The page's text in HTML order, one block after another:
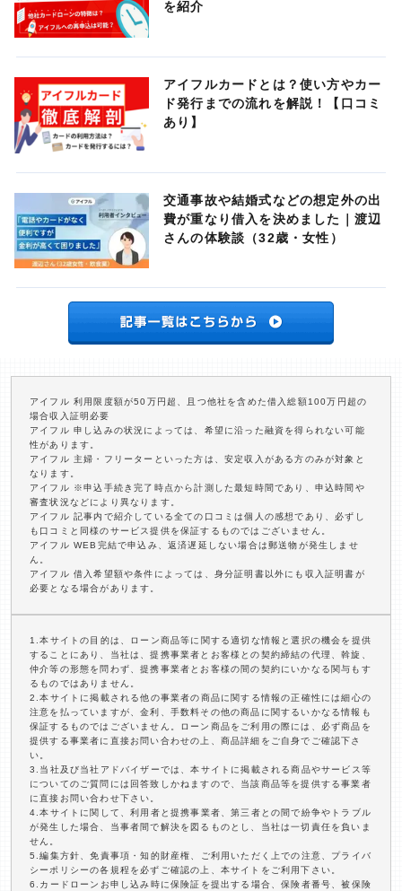
を紹介
アイフルカードとは？使い方やカー
ド発行までの流れを解説！【口コミ
あり】
交通事故や結婚式などの想定外の出
費が重なり借入を決めました｜渡辺
さんの体験談（32歳・女性）
アイフル 利用限度額が50万円超、且つ他社を含めた借入総額100万円超の
場合収入証明必要
アイフル 申し込みの状況によっては、希望に沿った融資を得られない可能
性があります。
アイフル 主婦・フリーターといった方は、安定収入がある方のみが対象と
なります。
アイフル ※申込手続き完了時点から計測した最短時間であり、申込時間や
審査状況などにより異なります。
アイフル 記事内で紹介している全ての口コミは個人の感想であり、必ずし
も口コミと同様のサービス提供を保証するものではございません。
アイフル WEB完結で申込み、返済遅延しない場合は郵送物が発生しませ
ん。
アイフル 借入希望額や条件によっては、身分証明書以外にも収入証明書が
必要となる場合があります。
1.本サイトの目的は、ローン商品等に関する適切な情報と選択の機会を提供
することにあり、当社は、提携事業者とお客様との契約締結の代理、斡旋、
仲介等の形態を問わず、提携事業者とお客様の間の契約にいかなる関与もす
るものではありません。
2.本サイトに掲載される他の事業者の商品に関する情報の正確性には細心の
注意を払っていますが、金利、手数料その他の商品に関するいかなる情報も
保証するものではございません。ローン商品をご利用の際には、必ず商品を
提供する事業者に直接お問い合わせの上、商品詳細をご自身でご確認下さ
い。
3.当社及び当社アドバイザーでは、本サイトに掲載される商品やサービス等
についてのご質問には回答致しかねますので、当該商品等を提供する事業者
に直接お問い合わせ下さい。
4.本サイトに関して、利用者と提携事業者、第三者との間で紛争やトラブル
が発生した場合、当事者間で解決を図るものとし、当社は一切責任を負いま
せん。
5.編集方針、免責事項・知的財産権、ご利用いただく上での注意、プライバ
シーポリシーの各規程を必ずご確認の上、本サイトをご利用下さい。
6.カードローンお申し込み時に保険証を提出する場合、保険者番号、被保険